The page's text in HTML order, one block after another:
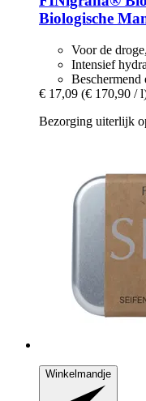
Biologische
Voor de
Intensief
Beschermend
€ 17,09 (€ 170,90 /
Bezorging uiterlijk
Winkelmandje